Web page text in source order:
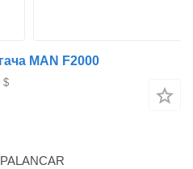
MAN F2000
$